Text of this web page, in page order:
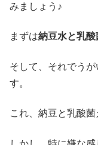
みましょう♪
まずは納豆水と乳
そして、それでう
す。
これ、納豆と乳酸